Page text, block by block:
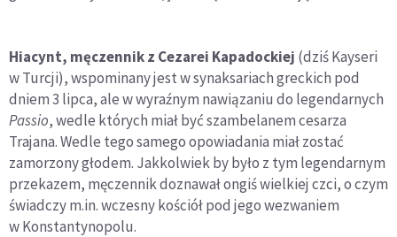
Hiacynt, męczennik z Cezarei Kapadockiej (dziś Kayseri
w Turcji), wspominany jest w synaksariach greckich pod
dniem 3 lipca, ale w wyraźnym nawiązaniu do legendarnych
Passio, wedle których miał być szambelanem cesarza
Trajana. Wedle tego samego opowiadania miał zostać
zamorzony głodem. Jakkolwiek by było z tym legendarnym
przekazem, męczennik doznawał ongiś wielkiej czci, o czym
świadczy m.in. wczesny kościół pod jego wezwaniem
w Konstantynopolu.